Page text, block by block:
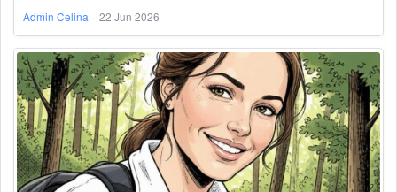
Admin Celina · 22 Jun 2026